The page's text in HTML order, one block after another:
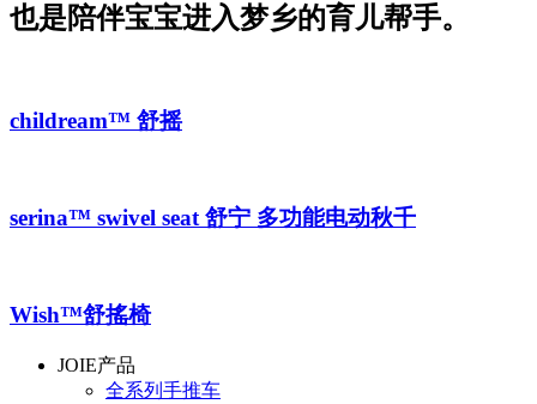
也是陪伴宝宝进入梦乡的育儿帮手。
childream™ 舒摇
serina™ swivel seat 舒宁 多功能电动秋千
Wish™舒搖椅
JOIE产品
全系列手推车